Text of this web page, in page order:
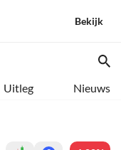
Bekijk
Uitleg Nieuws